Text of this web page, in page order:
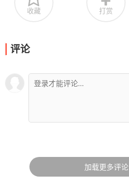
收藏 打赏
评论
加载更多评论